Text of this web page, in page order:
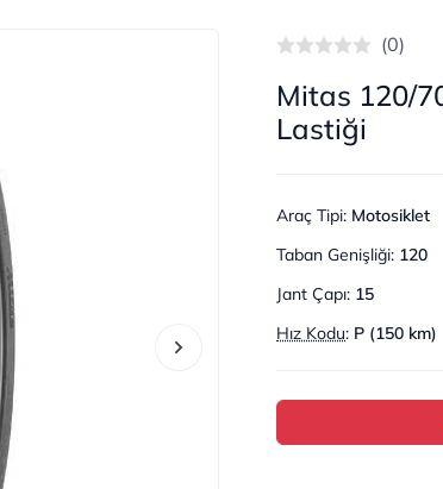
(0)
Mitas 120/
Lastiği
Araç Tipi: Motosiklet
Taban Genişliği: 120
Jant Çapı: 15
Hız Kodu: P (150 km)